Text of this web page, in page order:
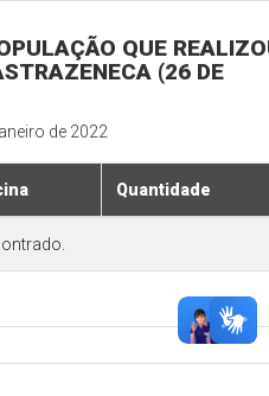
QUE
(26 DE
de 2022
Quantidade